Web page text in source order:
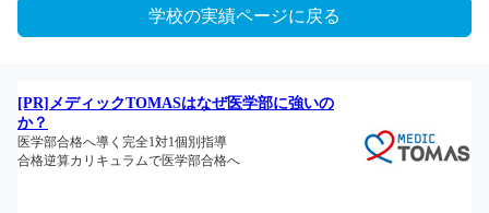
学校の実績ページに戻る